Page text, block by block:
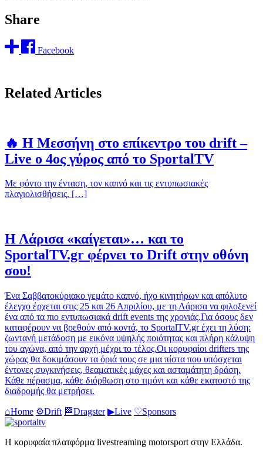
Share
Facebook
Related Articles
🔥 Η Μεσσήνη στο επίκεντρο του drift –
Live ο 4ος γύρος από το SportalTV
Με φόντο την ένταση, τον καπνό και τις εντυπωσιακές
πλαγιολισθήσεις, […]
Η Λάρισα «καίγεται»… και το
SportalTV.gr φέρνει το Drift στην οθόνη
σου!
Ένα Σαββατοκύριακο γεμάτο καπνό, ήχο κινητήρων και απόλυτο
έλεγχο έρχεται στις 25 και 26 Απριλίου, με τη Λάρισα να φιλοξενεί
ένα από τα πιο εντυπωσιακά drift events της χρονιάς.Για όσους δεν
καταφέρουν να βρεθούν από κοντά, το SportalTV.gr έχει τη λύση:
ζωντανή μετάδοση με εικόνα υψηλής ποιότητας και πλήρη κάλυψη
του αγώνα, από την αρχή μέχρι το τέλος.Οι κορυφαίοι drifters της
χώρας θα δοκιμάσουν τα όριά τους σε μια πίστα που υπόσχεται
έντονες συγκινήσεις, θεαματικές μάχες και ασταμάτητη δράση.
Κάθε πέρασμα, κάθε διόρθωση στο τιμόνι και κάθε εκατοστό της
διαδρομής θα μετρήσει.
⌂Home ⚙Drift 🏁Dragster ▶Live ♡Sponsors
Η κορυφαία πλατφόρμα livestreaming motorsport στην Ελλάδα.